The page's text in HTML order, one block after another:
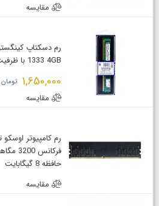
مقایسه
1333 4GB با ظرفیت 4 گیگابایت
مقایسه
1,650,000 تومان
حافظه 8 گیگابایت
مقایسه